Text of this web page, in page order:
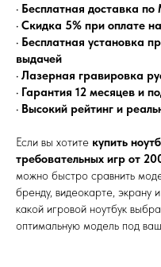
• Бесплатная доставка
• Скидка 5% при оплате
• Бесплатная установка
выдачей
• Лазерная гравировка
• Гарантия 12 месяцев и
• Высокий рейтинг и
Если вы хотите купить
требовательных игр от
можно быстро сравнить
бренду, видеокарте, экрану
какой игровой ноутбук
оптимальную модель под